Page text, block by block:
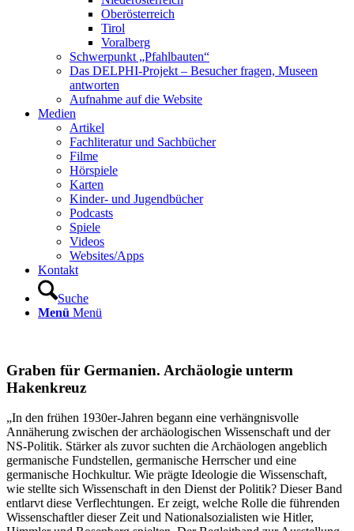
Oberösterreich
Tirol
Voralberg
Schwerpunkt „Pfahlbauten“
Das DELPHI-Projekt – Besucher fragen, Museen
antworten
Aufnahme auf die Website
Medien
Artikel
Fachliteratur und Sachbücher
Filme
Hörspiele
Karten
Kinder- und Jugendbücher
Podcasts
Spiele
Videos
Websites/Apps
Kontakt
Suche
Menü Menü
Graben für Germanien. Archäologie unterm
Hakenkreuz
„In den frühen 1930er-Jahren begann eine verhängnisvolle
Annäherung zwischen der archäologischen Wissenschaft und der
NS-Politik. Stärker als zuvor suchten die Archäologen angeblich
germanische Fundstellen, germanische Herrscher und eine
germanische Hochkultur. Wie prägte Ideologie die Wissenschaft,
wie stellte sich Wissenschaft in den Dienst der Politik? Dieser Band
entlarvt diese Verflechtungen. Er zeigt, welche Rolle die führenden
Wissenschaftler dieser Zeit und Nationalsozialisten wie Hitler,